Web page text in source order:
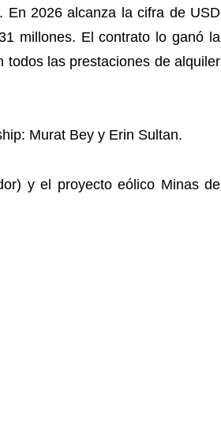
En 2026 alcanza la cifra de USD
millones. El contrato lo ganó la
todos las prestaciones de alquiler
Murat Bey y Erin Sultan.
y el proyecto eólico Minas de